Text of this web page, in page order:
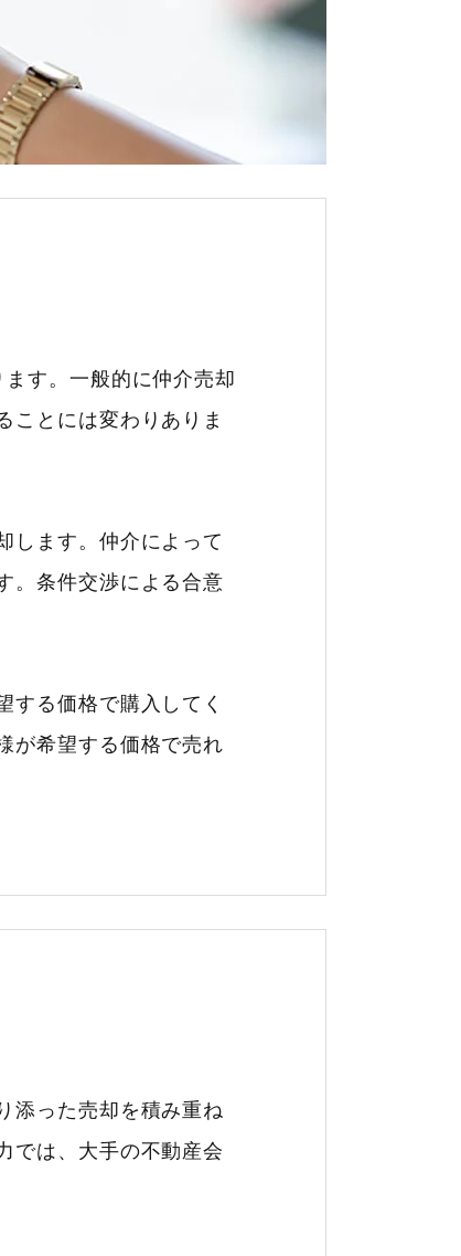
す。一般的に仲介売却
ことには変わりありま
します。仲介によって
。条件交渉による合意
する価格で購入してく
が希望する価格で売れ
添った売却を積み重ね
では、大手の不動産会